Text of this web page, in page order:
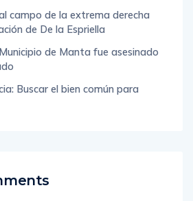
campo de la extrema derecha
de De la Espriella
de Manta fue asesinado
Buscar el bien común para